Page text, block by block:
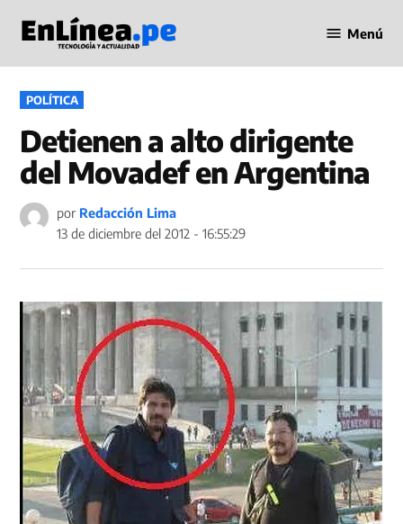
contenido
en Línea
Menú
PUBLICADO
EN
POLÍTICA
Detienen a alto dirigente
del Movadef en Argentina
por Redacción Lima
13 de diciembre del 2012 - 16:55:29